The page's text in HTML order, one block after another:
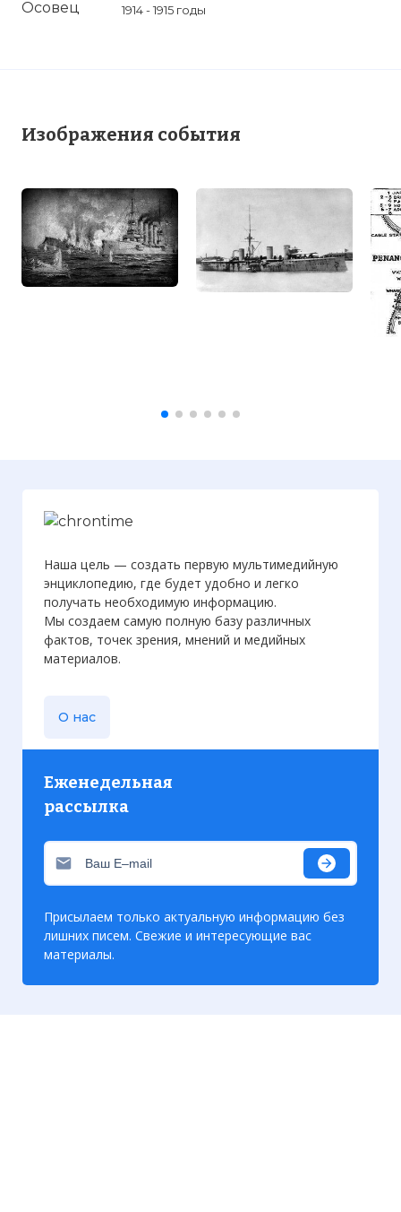
1914 - 1915 годы
Изображения события
Наша цель — создать первую мультимедийную
энциклопедию, где будет удобно и легко
получать необходимую информацию.
Мы создаем самую полную базу различных
фактов, точек зрения, мнений и медийных
материалов.
О нас
Еженедельная
рассылка
Присылаем только актуальную информацию без
лишних писем. Свежие и интересующие вас
материалы.